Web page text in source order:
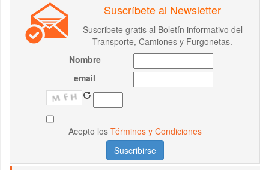
Suscríbete al Newsletter
Suscribete gratis al Boletín informativo del
Transporte, Camiones y Furgonetas.
Nombre
email
Acepto los Términos y Condiciones